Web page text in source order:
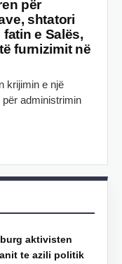
për
shtatori
e Salës,
furnizimit në
krijimin e një
administrimin
aktivisten
te azili politik